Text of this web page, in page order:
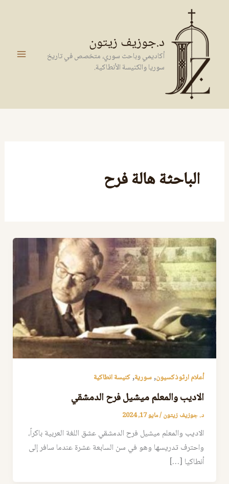
المحتوى
د.جوزيف زيتون
أكاديمي وباحث سوري، متخصص في تاريخ
سوريا والكنيسة الأنطاكية.
الباحثة هالة فرح
أعلام ارثوذكسيون,سورية,كنيسة انطاكية
الاديب والمعلم ميشيل فرح الدمشقي
د. جوزيف زيتون/مايو 17, 2024
الاديب والمعلم ميشيل فرح الدمشقي عشق اللغة العربية باكراً،
واحترف تدريسها وهو في سن السابعة عشرة عندما سافر إلى
أنطاكيا […]